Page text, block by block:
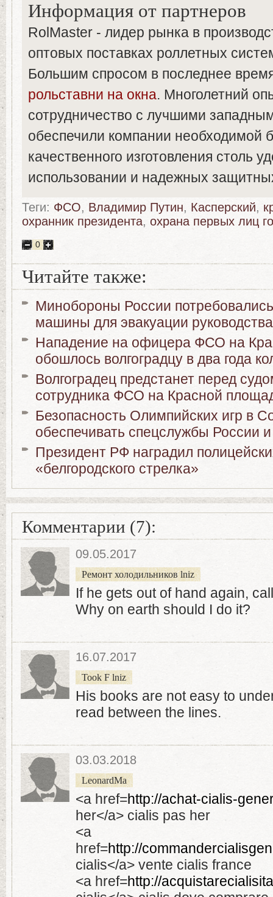
Информация от партнеров
RolMaster - лидер рынка в
оптовых поставках роллетных
Большим спросом в последнее
рольставни на окна. Многолетний
сотрудничество с лучшими
обеспечили компании необходимой
качественного изготовления столь
использовании и надежных
Теги: ФСО, Владимир Путин, Касперский,
охранник президента, охрана первых лиц
0
Читайте также:
Минобороны России
машины для эвакуации руководства
Нападение на офицера ФСО на
обошлось волгоградцу в два года
Волгоградец предстанет перед
сотрудника ФСО на Красной
Безопасность Олимпийских игр в
обеспечивать спецслужбы России
Президент РФ наградил
«белгородского стрелка»
Комментарии (7):
09.05.2017
Ремонт холодильников lniz
If he gets out of hand again,
Why on earth should I do it?
16.07.2017
Took F lniz
His books are not easy to
read between the lines.
03.03.2018
LeonardMa
<a href=http://achat-cialis-
her</a> cialis pas her
<a
href=http://
cialis</a> vente cialis france
<a href=http://